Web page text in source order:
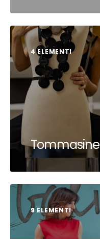
4 ELEMENTI
Tommasine
9 ELEMENTI